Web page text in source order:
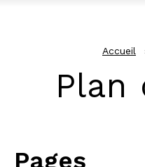
Accueil
Plan
Pages